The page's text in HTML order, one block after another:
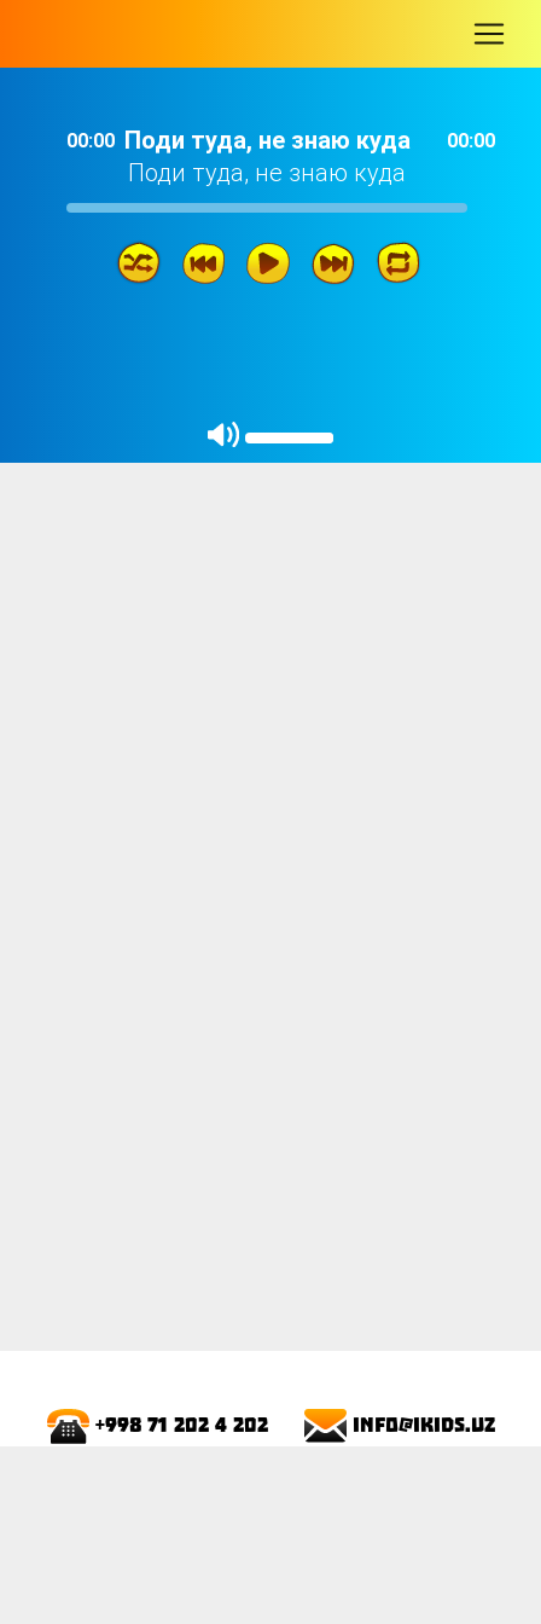
00:00 Поди туда, не знаю куда
Поди туда, не знаю куда
00:00
Поди туда, не знаю куда
+998 71 202 4 202 info@ikids.uz